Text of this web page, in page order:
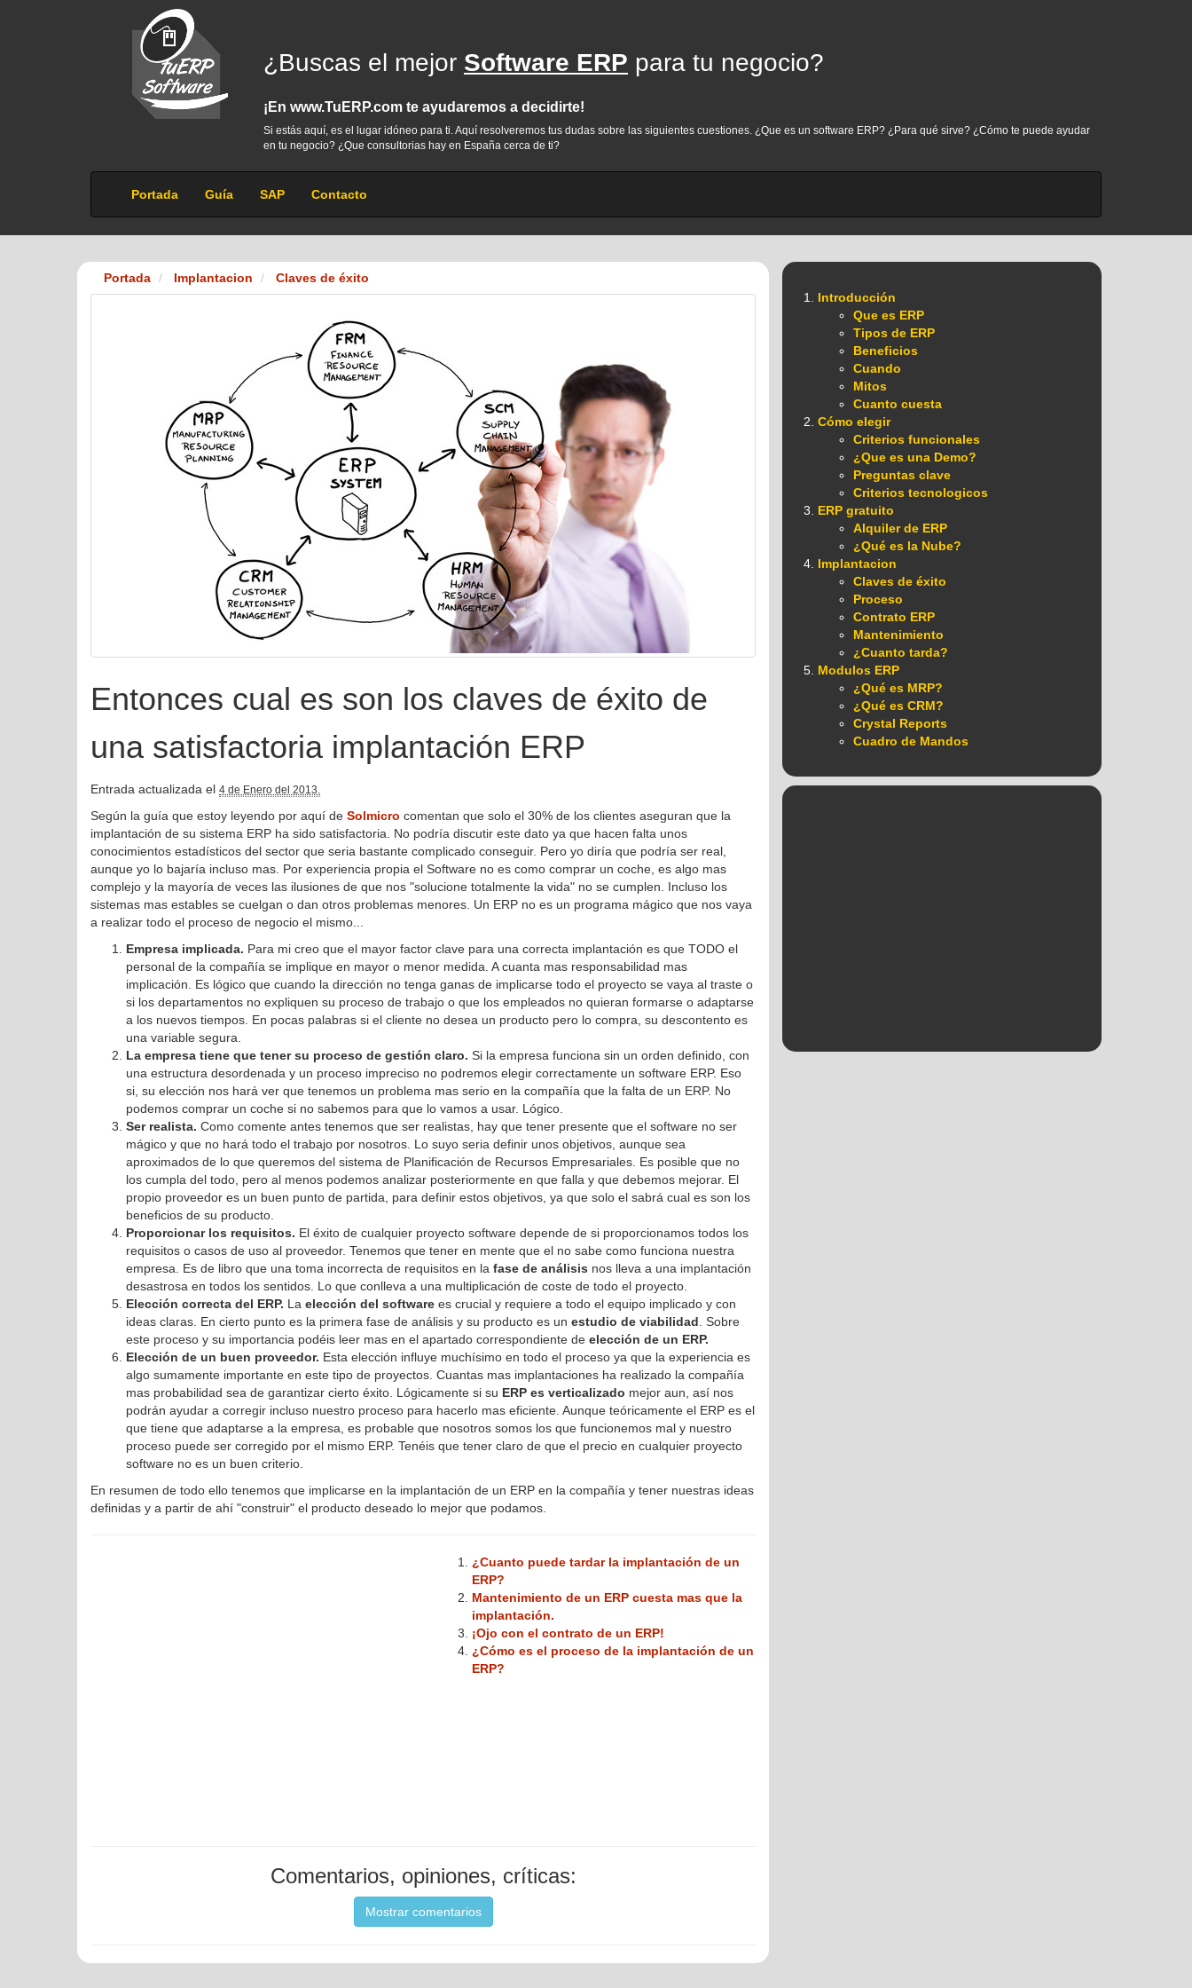
¿Buscas el mejor Software ERP para tu negocio?
¡En www.TuERP.com te ayudaremos a decidirte!
Si estás aquí, es el lugar idóneo para ti. Aquí resolveremos tus dudas sobre las siguientes cuestiones. ¿Que es un software ERP? ¿Para qué sirve? ¿Cómo te puede ayudar
en tu negocio? ¿Que consultorias hay en España cerca de ti?
Portada Guía SAP Contacto
Portada Implantacion Claves de éxito
Entonces cual es son los claves de éxito de
una satisfactoria implantación ERP
Entrada actualizada el 4 de Enero del 2013.
Según la guía que estoy leyendo por aquí de Solmicro comentan que solo el 30% de los clientes aseguran que la
implantación de su sistema ERP ha sido satisfactoria. No podría discutir este dato ya que hacen falta unos
conocimientos estadísticos del sector que seria bastante complicado conseguir. Pero yo diría que podría ser real,
aunque yo lo bajaría incluso mas. Por experiencia propia el Software no es como comprar un coche, es algo mas
complejo y la mayoría de veces las ilusiones de que nos "solucione totalmente la vida" no se cumplen. Incluso los
sistemas mas estables se cuelgan o dan otros problemas menores. Un ERP no es un programa mágico que nos vaya
a realizar todo el proceso de negocio el mismo...
Empresa implicada. Para mi creo que el mayor factor clave para una correcta implantación es que TODO el
personal de la compañía se implique en mayor o menor medida. A cuanta mas responsabilidad mas
implicación. Es lógico que cuando la dirección no tenga ganas de implicarse todo el proyecto se vaya al traste o
si los departamentos no expliquen su proceso de trabajo o que los empleados no quieran formarse o adaptarse
a los nuevos tiempos. En pocas palabras si el cliente no desea un producto pero lo compra, su descontento es
una variable segura.
La empresa tiene que tener su proceso de gestión claro. Si la empresa funciona sin un orden definido, con
una estructura desordenada y un proceso impreciso no podremos elegir correctamente un software ERP. Eso
si, su elección nos hará ver que tenemos un problema mas serio en la compañía que la falta de un ERP. No
podemos comprar un coche si no sabemos para que lo vamos a usar. Lógico.
Ser realista. Como comente antes tenemos que ser realistas, hay que tener presente que el software no ser
mágico y que no hará todo el trabajo por nosotros. Lo suyo seria definir unos objetivos, aunque sea
aproximados de lo que queremos del sistema de Planificación de Recursos Empresariales. Es posible que no
los cumpla del todo, pero al menos podemos analizar posteriormente en que falla y que debemos mejorar. El
propio proveedor es un buen punto de partida, para definir estos objetivos, ya que solo el sabrá cual es son los
beneficios de su producto.
Proporcionar los requisitos. El éxito de cualquier proyecto software depende de si proporcionamos todos los
requisitos o casos de uso al proveedor. Tenemos que tener en mente que el no sabe como funciona nuestra
empresa. Es de libro que una toma incorrecta de requisitos en la fase de análisis nos lleva a una implantación
desastrosa en todos los sentidos. Lo que conlleva a una multiplicación de coste de todo el proyecto.
Elección correcta del ERP. La elección del software es crucial y requiere a todo el equipo implicado y con
ideas claras. En cierto punto es la primera fase de análisis y su producto es un estudio de viabilidad . Sobre
este proceso y su importancia podéis leer mas en el apartado correspondiente de elección de un ERP.
Elección de un buen proveedor. Esta elección influye muchísimo en todo el proceso ya que la experiencia es
algo sumamente importante en este tipo de proyectos. Cuantas mas implantaciones ha realizado la compañía
mas probabilidad sea de garantizar cierto éxito. Lógicamente si su ERP es verticalizado mejor aun, así nos
podrán ayudar a corregir incluso nuestro proceso para hacerlo mas eficiente. Aunque teóricamente el ERP es el
que tiene que adaptarse a la empresa, es probable que nosotros somos los que funcionemos mal y nuestro
proceso puede ser corregido por el mismo ERP. Tenéis que tener claro de que el precio en cualquier proyecto
software no es un buen criterio.
En resumen de todo ello tenemos que implicarse en la implantación de un ERP en la compañía y tener nuestras ideas
definidas y a partir de ahí "construir" el producto deseado lo mejor que podamos.
¿Cuanto puede tardar la implantación de un
ERP?
Mantenimiento de un ERP cuesta mas que la
implantación.
¡Ojo con el contrato de un ERP!
¿Cómo es el proceso de la implantación de un
ERP?
Comentarios, opiniones, críticas:
Mostrar comentarios
Introducción
Que es ERP
Tipos de ERP
Beneficios
Cuando
Mitos
Cuanto cuesta
Cómo elegir
Criterios funcionales
¿Que es una Demo?
Preguntas clave
Criterios tecnologicos
ERP gratuito
Alquiler de ERP
¿Qué es la Nube?
Implantacion
Claves de éxito
Proceso
Contrato ERP
Mantenimiento
¿Cuanto tarda?
Modulos ERP
¿Qué es MRP?
¿Qué es CRM?
Crystal Reports
Cuadro de Mandos